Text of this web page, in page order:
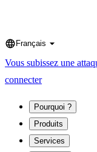
Language
Français
Vous subissez une
connecter
Pourquoi ?
Produits
Services